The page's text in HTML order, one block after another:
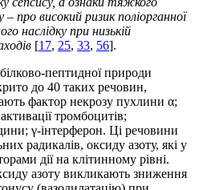
про високий ризик поліорганної
наслідку при низькій
[17, 25, 33, 56].
пептидної природи
до 40 таких речовин,
фактор некрозу пухлини α;
тромбоцитів;
γ-інтерферон. Ці речовини
радикалів, оксиду азоту, які у
дії на клітинному рівні.
азоту викликають зниження